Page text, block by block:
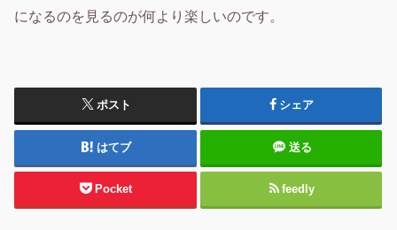
になるのを見るのが何より楽しいのです。
ポスト シェア
はてブ 送る
Pocket feedly